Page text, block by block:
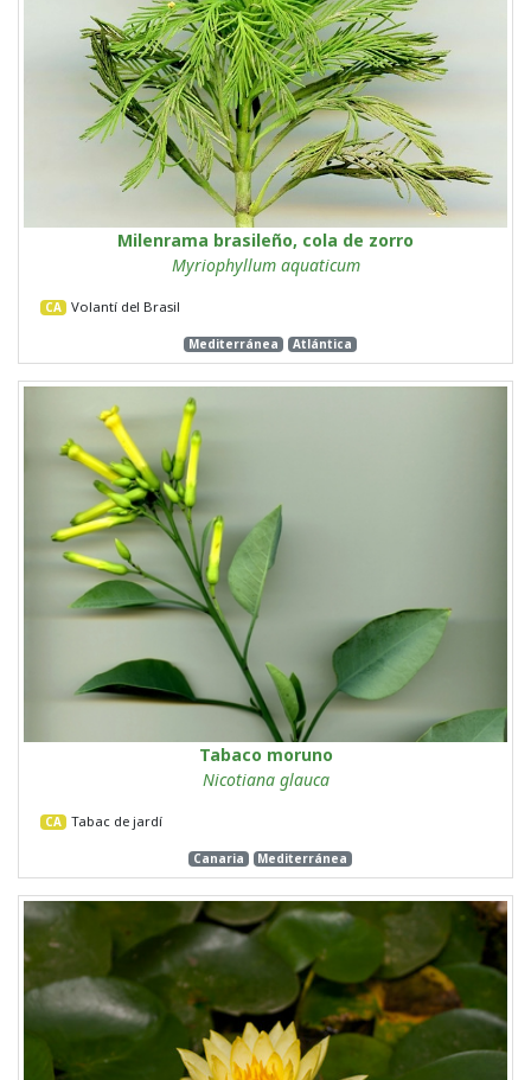
Milenrama brasileño, cola de zorro
Myriophyllum aquaticum
CA Volantí del Brasil
Mediterránea Atlántica
Tabaco moruno
Nicotiana glauca
CA Tabac de jardí
Canaria Mediterránea